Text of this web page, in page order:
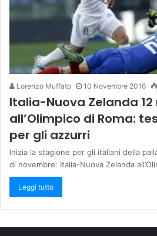
Lorenzo Muffato 10 Novembre 2016
Italia-Nuova Zelanda 12
all’Olimpico di Roma:
per gli azzurri
Inizia la stagione per gli italiani della
di novembre: Italia-Nuova Zelanda
Leggi tutto